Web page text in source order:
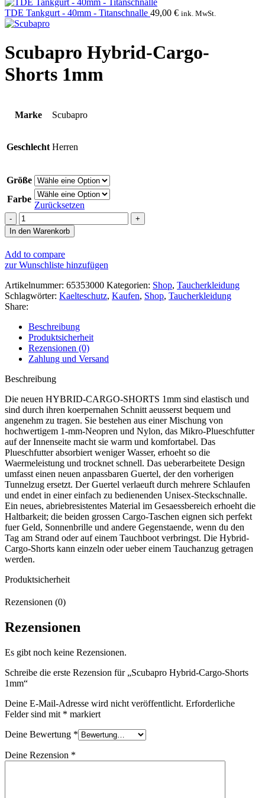
TDE Tankgurt - 40mm - Titanschnalle 49,00 € ink. MwSt.
Scubapro Hybrid-Cargo-
Shorts 1mm
Marke Scubapro
Geschlecht Herren
Größe
Farbe
Zurücksetzen
Scubapro
Hybrid-
Cargo-
Shorts
1mm
Menge
In den Warenkorb
Add to compare
zur Wunschliste hinzufügen
Artikelnummer: 65353000 Kategorien: Shop, Taucherkleidung
Schlagwörter: Kaelteschutz, Kaufen, Shop, Taucherkleidung
Share:
Beschreibung
Produktsicherheit
Rezensionen (0)
Zahlung und Versand
Beschreibung
Die neuen HYBRID-CARGO-SHORTS 1mm sind elastisch und
sind durch ihren koerpernahen Schnitt aeusserst bequem und
angenehm zu tragen. Sie bestehen aus einer Mischung von
hochwertigem 1-mm-Neopren und Nylon, das Mikro-Plueschfutter
auf der Innenseite macht sie warm und komfortabel. Das
Plueschfutter absorbiert weniger Wasser, erhoeht so die
Waermeleistung und trocknet schnell. Das ueberarbeitete Design
umfasst einen neuen anpassbaren Guertel, der den vorherigen
Tunnelzug ersetzt. Der Guertel verlaeuft durch mehrere Schlaufen
und endet in einer einfach zu bedienenden Unisex-Steckschnalle.
Ein neues, abriebresistentes Material im Gesaessbereich erhoeht die
Haltbarkeit; die beiden grossen Cargo-Taschen eignen sich perfekt
fuer Geld, Sonnenbrille und andere Gegenstaende, wenn du den
Tag am Strand oder auf einem Tauchboot verbringst. Die Hybrid-
Cargo-Shorts kann einzeln oder ueber einem Tauchanzug getragen
werden.
Produktsicherheit
Rezensionen (0)
Rezensionen
Es gibt noch keine Rezensionen.
Schreibe die erste Rezension für „Scubapro Hybrid-Cargo-Shorts
1mm“
Deine E-Mail-Adresse wird nicht veröffentlicht. Erforderliche
Felder sind mit * markiert
Deine Bewertung *
Deine Rezension *